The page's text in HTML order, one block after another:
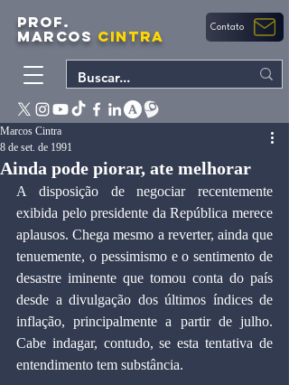
PROF.
MARCOS CINTRA Contato
Ainda pode piorar, ate melhorar
Marcos Cintra
8 de set. de 1991
A disposição de negociar recentemente
exibida pelo presidente da República merece
aplausos. Chega mesmo a reverter, ainda que
tenuemente, o pessimismo e o sentimento de
desastre iminente que tomou conta do país
desde a divulgação dos últimos índices de
inflação, principalmente a partir de julho.
Cabe indagar, contudo, se esta tentativa de
entendimento tem substância.